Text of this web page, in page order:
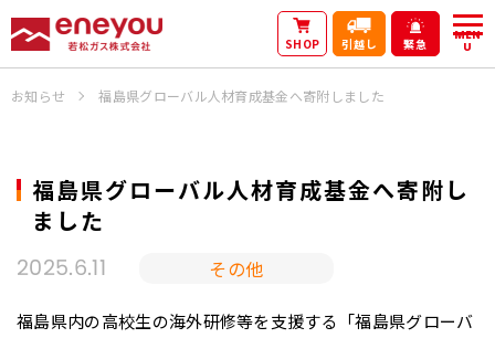
SHOP 引越し 緊急
MEN
U
お知らせ 福島県グローバル人材育成基金へ寄附しました
2025.6.11 その他
福島県グローバル人材育成基金へ寄附し
ました
福島県内の高校生の海外研修等を支援する「福島県グローバ